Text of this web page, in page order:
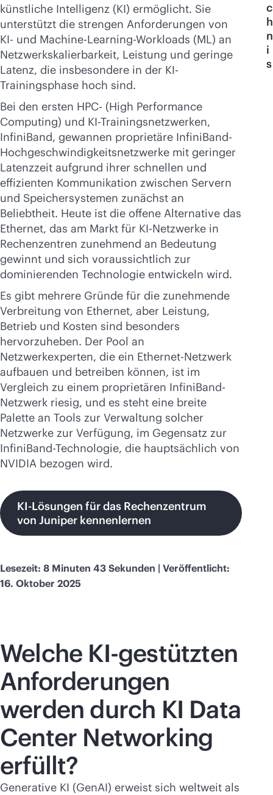
Jetzt kaufen
künstliche Intelligenz (KI) ermöglicht. Sie
unterstützt die strengen Anforderungen von
KI- und Machine-Learning-Workloads (ML) an
Netzwerkskalierbarkeit, Leistung und geringe
Latenz, die insbesondere in der KI-
Trainingsphase hoch sind.
Bei den ersten HPC- (High Performance
Computing) und KI-Trainingsnetzwerken,
InfiniBand, gewannen proprietäre InfiniBand-
Hochgeschwindigkeitsnetzwerke mit geringer
Latenzzeit aufgrund ihrer schnellen und
effizienten Kommunikation zwischen Servern
und Speichersystemen zunächst an
Beliebtheit. Heute ist die offene Alternative das
Ethernet, das am Markt für KI-Netzwerke in
Rechenzentren zunehmend an Bedeutung
gewinnt und sich voraussichtlich zur
dominierenden Technologie entwickeln wird.
Es gibt mehrere Gründe für die zunehmende
Verbreitung von Ethernet, aber Leistung,
Betrieb und Kosten sind besonders
hervorzuheben. Der Pool an
Netzwerkexperten, die ein Ethernet-Netzwerk
aufbauen und betreiben können, ist im
Vergleich zu einem proprietären InfiniBand-
Netzwerk riesig, und es steht eine breite
Palette an Tools zur Verwaltung solcher
Netzwerke zur Verfügung, im Gegensatz zur
InfiniBand-Technologie, die hauptsächlich von
NVIDIA bezogen wird.
KI-Lösungen für das Rechenzentrum
von Juniper kennenlernen
Lesezeit: 8 Minuten 43 Sekunden | Veröffentlicht:
16. Oktober 2025
c
h
n
i
s
Welche KI-gestützten
Anforderungen
werden durch KI Data
Center Networking
erfüllt?
Generative KI (GenAI) erweist sich weltweit als